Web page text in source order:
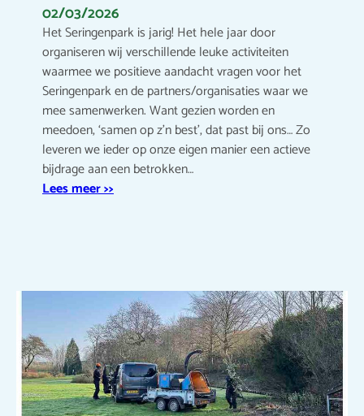
02/03/2026
Het Seringenpark is jarig! Het hele jaar door
organiseren wij verschillende leuke activiteiten
waarmee we positieve aandacht vragen voor het
Seringenpark en de partners/organisaties waar we
mee samenwerken. Want gezien worden en
meedoen, ‘samen op z’n best’, dat past bij ons… Zo
leveren we ieder op onze eigen manier een actieve
bijdrage aan een betrokken…
Lees meer >>